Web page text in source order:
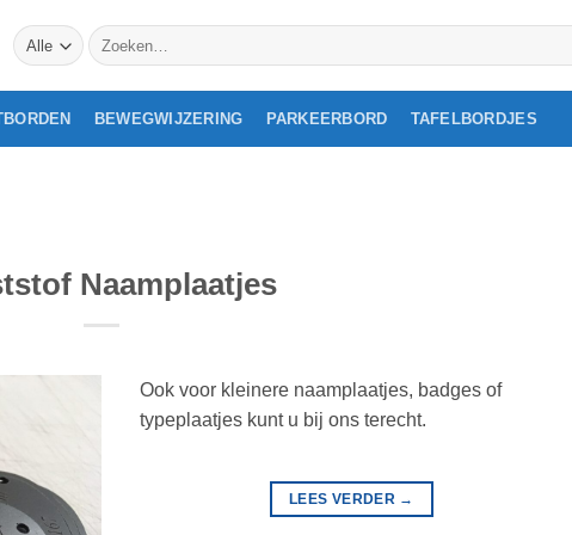
Zoeken
naar:
BEWEGWIJZERING PARKEERBORD TAFELBORDJES
Naamplaatjes
Ook voor kleinere naamplaatjes, badges of
typeplaatjes kunt u bij ons terecht.
LEES VERDER →